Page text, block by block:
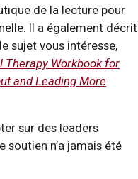
de la lecture pour
Il a également décrit
sujet vous intéresse,
Therapy Workbook for
and Leading More
sur des leaders
soutien n’a jamais été